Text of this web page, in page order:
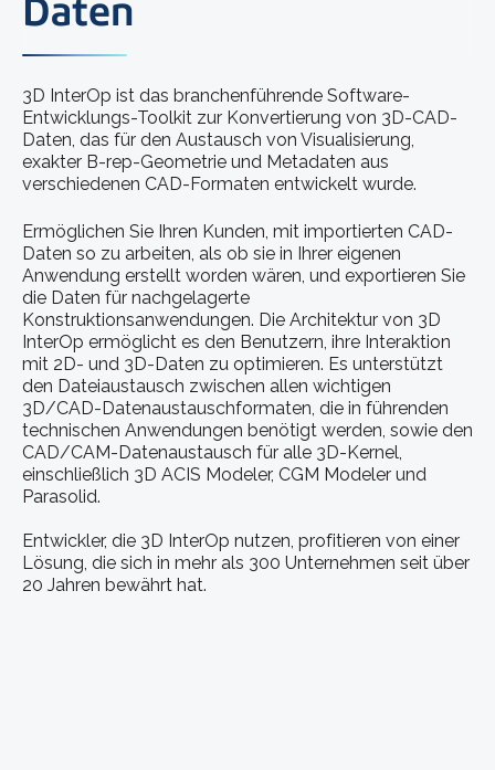
Daten
3D InterOp ist das branchenführende Software-
Entwicklungs-Toolkit zur Konvertierung von 3D-CAD-
Daten, das für den Austausch von Visualisierung,
exakter B-rep-Geometrie und Metadaten aus
verschiedenen CAD-Formaten entwickelt wurde.
Ermöglichen Sie Ihren Kunden, mit importierten CAD-
Daten so zu arbeiten, als ob sie in Ihrer eigenen
Anwendung erstellt worden wären, und exportieren Sie
die Daten für nachgelagerte
Konstruktionsanwendungen. Die Architektur von 3D
InterOp ermöglicht es den Benutzern, ihre Interaktion
mit 2D- und 3D-Daten zu optimieren. Es unterstützt
den Dateiaustausch zwischen allen wichtigen
3D/CAD-Datenaustauschformaten, die in führenden
technischen Anwendungen benötigt werden, sowie den
CAD/CAM-Datenaustausch für alle 3D-Kernel,
einschließlich 3D ACIS Modeler, CGM Modeler und
Parasolid.
Entwickler, die 3D InterOp nutzen, profitieren von einer
Lösung, die sich in mehr als 300 Unternehmen seit über
20 Jahren bewährt hat.